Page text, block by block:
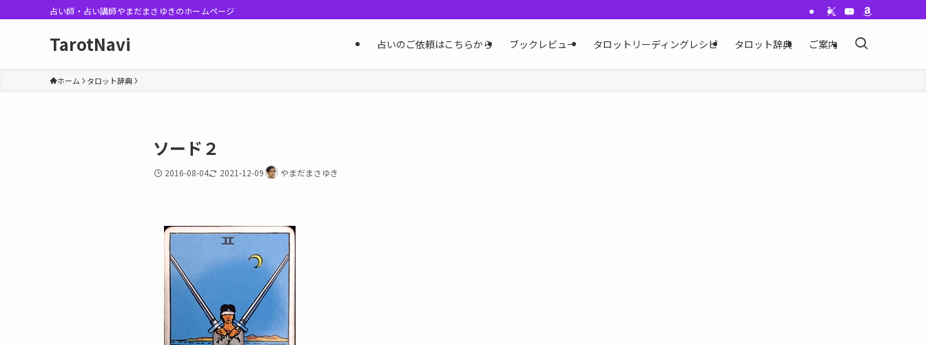
占い師・占い講師やまだまさゆきのホームページ
TarotNavi 占いのご依頼はこちらから ブックレビュー タロットリーディングレシピ タロット辞典 ご案内
ホーム タロット辞典
ソード２
2016-08-04 2021-12-09 やまだまさゆき